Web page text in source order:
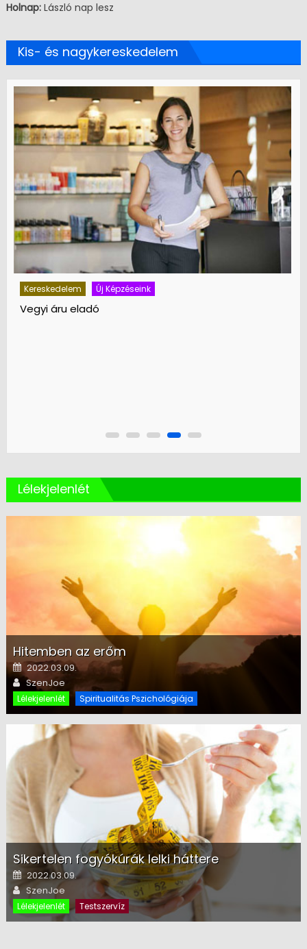
Holnap: László nap lesz
Kis- és nagykereskedelem
Kereskedelem Új Képzéseink
Drogerista
Lélekjelenlét
Hitemben az erőm
Posted on
2022.03.09.
Author
SzenJoe
Lélekjelenlét Spiritualitás Pszichológiája
Sikertelen fogyókúrák lelki háttere
Posted on
2022.03.09.
Author
SzenJoe
Lélekjelenlét Testszervíz